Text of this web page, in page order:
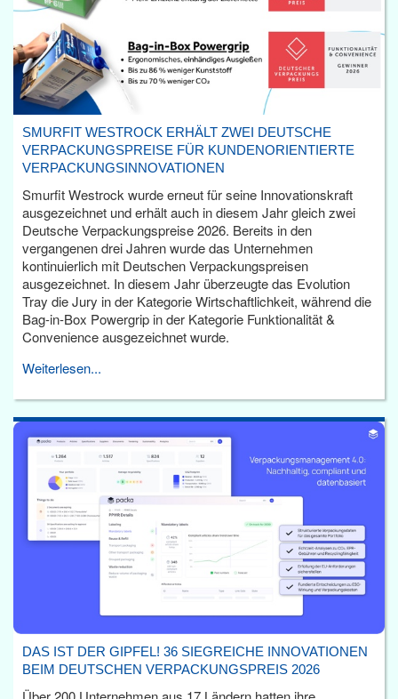
SMURFIT WESTROCK ERHÄLT ZWEI DEUTSCHE
VERPACKUNGSPREISE FÜR KUNDENORIENTIERTE
VERPACKUNGSINNOVATIONEN
Smurfit Westrock wurde erneut für seine Innovationskraft
ausgezeichnet und erhält auch in diesem Jahr gleich zwei
Deutsche Verpackungspreise 2026. Bereits in den
vergangenen drei Jahren wurde das Unternehmen
kontinuierlich mit Deutschen Verpackungspreisen
ausgezeichnet. In diesem Jahr überzeugte das Evolution
Tray die Jury in der Kategorie Wirtschaftlichkeit, während die
Bag-in-Box Powergrip in der Kategorie Funktionalität &
Convenience ausgezeichnet wurde.
Weiterlesen...
DAS IST DER GIPFEL! 36 SIEGREICHE INNOVATIONEN
BEIM DEUTSCHEN VERPACKUNGSPREIS 2026